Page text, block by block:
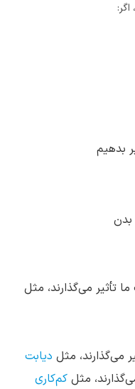
بدهیم
بدن
تأثیر می‌گذارند، مثل
می‌گذارند، مثل دیابت
مثل کم‌کاری